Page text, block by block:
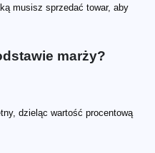
musisz sprzedać towar, aby
marży?
dzieląc wartość procentową